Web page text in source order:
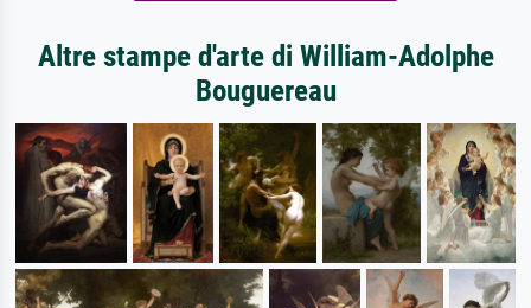
Altre stampe d'arte di William-Adolphe
Bouguereau